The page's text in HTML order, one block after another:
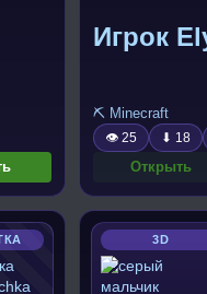
Игрок
⛏️ Minecraft
👁 25 ⬇ 18
Открыть
3D